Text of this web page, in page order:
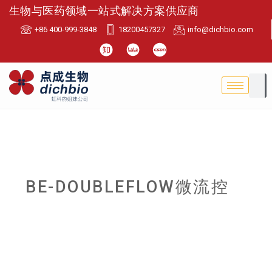
生物与医药领域一站式解决方案供应商
+86 400-999-3848 18200457327 info@dichbio.com
BE-DOUBLEFLOW微流控